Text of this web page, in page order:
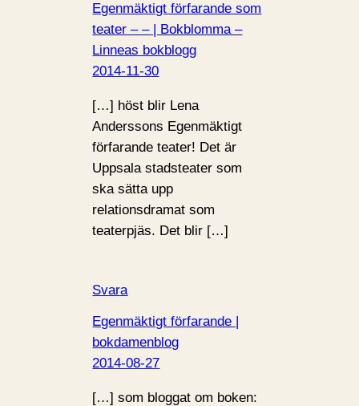
Egenmäktigt förfarande som
teater – – | Bokblomma –
Linneas bokblogg
2014-11-30
[…] höst blir Lena
Anderssons Egenmäktigt
förfarande teater! Det är
Uppsala stadsteater som
ska sätta upp
relationsdramat som
teaterpjäs. Det blir […]
Svara
Egenmäktigt förfarande |
bokdamenblog
2014-08-27
[…] som bloggat om boken: